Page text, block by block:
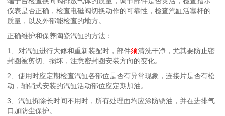
仪表是否正确，检查电磁阀切换动作的可靠性，检查汽缸活塞杆的
质量，以及外部能检查的地方。
正确维护和保养陶瓷汽缸的方法：
1、对汽缸进行大修和重新装配时，部件须清洗干净，尤其要防止密
封圈被剪切、损坏，注意密封圈安装方向的变化。
2、使用时应定期检查汽缸各部位是否有异常现象，连接片是否有松
动，轴销式安装的汽缸活动部位应定期加油。
3、汽缸拆除长时间不用时，所有处理面均应涂防锈油，并在进排气
口加防尘保护。